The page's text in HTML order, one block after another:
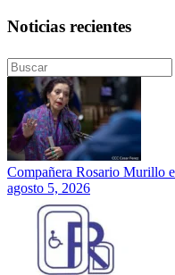
Noticias recientes
Compañera Rosario Murillo
agosto 5, 2026